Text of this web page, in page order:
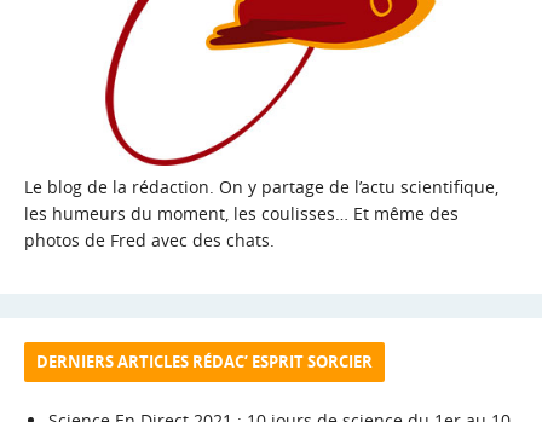
Le blog de la rédaction. On y partage de l’actu scientifique,
les humeurs du moment, les coulisses… Et même des
photos de Fred avec des chats.
DERNIERS ARTICLES RÉDAC’ ESPRIT SORCIER